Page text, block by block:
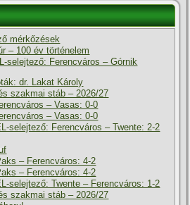
mérkőzések
– 100 év történelem
selejtező: Ferencváros – Górnik
dr. Lakat Károly
szakmai stáb – 2026/27
– Vasas: 0-0
– Vasas: 0-0
selejtező: Ferencváros – Twente: 2-2
– Ferencváros: 4-2
– Ferencváros: 4-2
selejtező: Twente – Ferencváros: 1-2
szakmai stáb – 2026/27